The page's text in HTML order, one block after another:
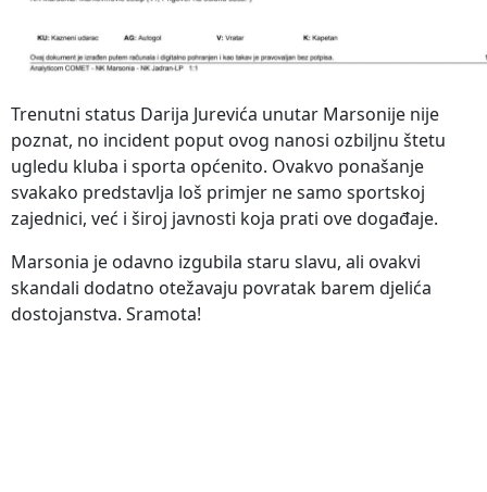
Trenutni status Darija Jurevića unutar Marsonije nije
poznat, no incident poput ovog nanosi ozbiljnu štetu
ugledu kluba i sporta općenito. Ovakvo ponašanje
svakako predstavlja loš primjer ne samo sportskoj
zajednici, već i široj javnosti koja prati ove događaje.
Marsonia je odavno izgubila staru slavu, ali ovakvi
skandali dodatno otežavaju povratak barem djelića
dostojanstva. Sramota!